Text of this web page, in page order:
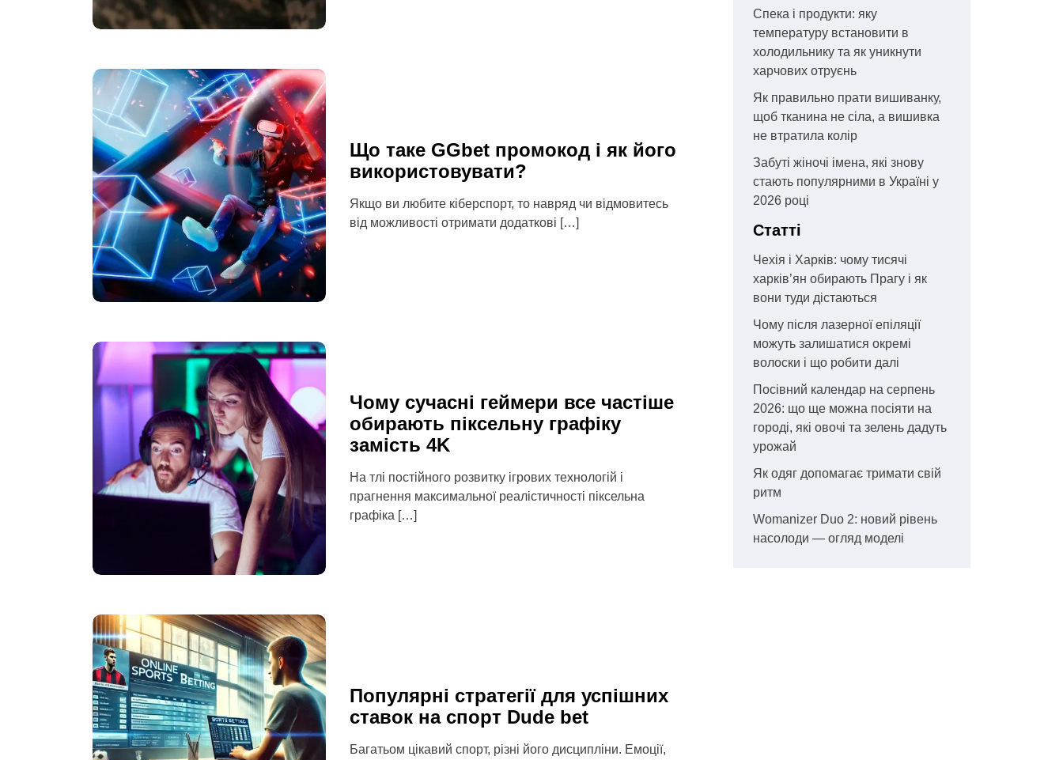
Що таке GGbet промокод і як його
використовувати?
Якщо ви любите кіберспорт, то навряд чи відмовитесь
від можливості отримати додаткові […]
Чому сучасні геймери все частіше
обирають піксельну графіку
замість 4K
На тлі постійного розвитку ігрових технологій і
прагнення максимальної реалістичності піксельна
графіка […]
Популярні стратегії для успішних
ставок на спорт Dude bet
Багатьом цікавий спорт, різні його дисципліни. Емоції,
Спека і продукти: яку
температуру встановити в
холодильнику та як уникнути
харчових отруєнь
Як правильно прати вишиванку,
щоб тканина не сіла, а вишивка
не втратила колір
Забуті жіночі імена, які знову
стають популярними в Україні у
2026 році
Статті
Чехія і Харків: чому тисячі
харків’ян обирають Прагу і як
вони туди дістаються
Чому після лазерної епіляції
можуть залишатися окремі
волоски і що робити далі
Посівний календар на серпень
2026: що ще можна посіяти на
городі, які овочі та зелень дадуть
урожай
Як одяг допомагає тримати свій
ритм
Womanizer Duo 2: новий рівень
насолоди — огляд моделі